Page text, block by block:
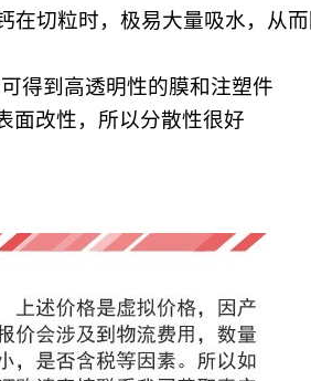
在切粒时，极易大量吸水，从
得到高透明性的膜和注塑件
面改性，所以分散性很好